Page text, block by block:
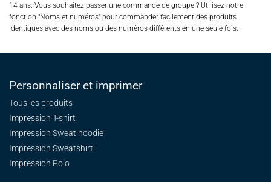
14 ans. Vous souhaitez passer une commande de groupe ? Utilisez notre
fonction "Noms et numéros" pour commander facilement des produits
identiques avec des noms ou des numéros différents en une seule fois.
Personnaliser et imprimer
Tous les produits
Impression T-shirt
Impression Sweat hoodie
Impression Sweatshirt
Impression Polo